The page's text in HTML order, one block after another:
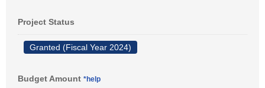
Project Status
Granted (Fiscal Year 2024)
Budget Amount *help